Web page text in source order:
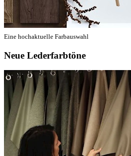
Eine hochaktuelle Farbauswahl
Neue Lederfarbtöne